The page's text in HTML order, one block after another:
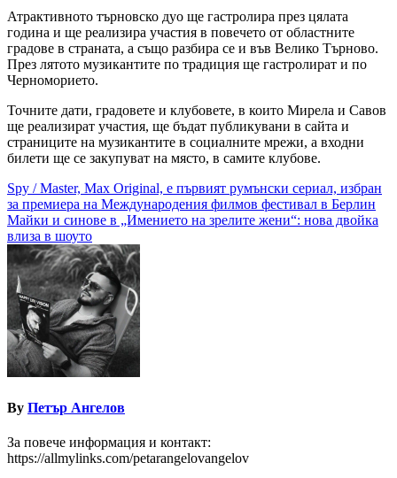
Атрактивното търновско дуо ще гастролира през цялата
година и ще реализира участия в повечето от областните
градове в страната, а също разбира се и във Велико Търново.
През лятото музикантите по традиция ще гастролират и по
Черноморието.
Точните дати, градовете и клубовете, в които Мирела и Савов
ще реализират участия, ще бъдат публикувани в сайта и
страниците на музикантите в социалните мрежи, а входни
билети ще се закупуват на място, в самите клубове.
Навигация
Spy / Master, Max Original, е първият румънски сериал, избран
за премиера на Международения филмов фестивал в Берлин
Майки и синове в „Имението на зрелите жени“: нова двойка
влиза в шоуто
By Петър Ангелов
За повече информация и контакт:
https://allmylinks.com/petarangelovangelov